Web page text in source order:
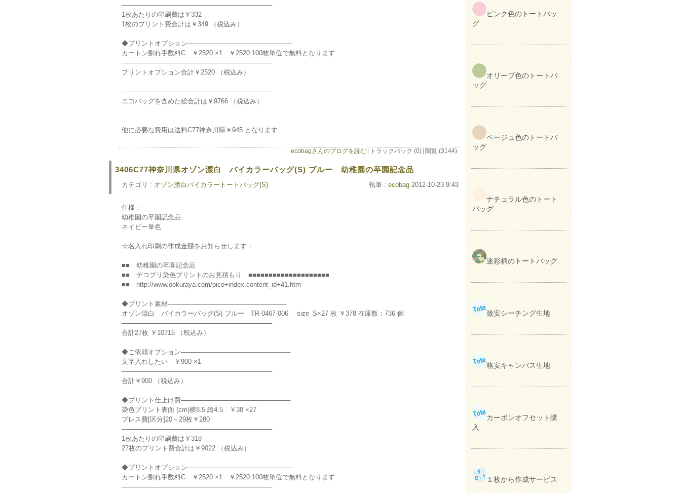
─────────────────────────────────
1枚あたりの印刷費は￥332
1枚のプリント費合計は￥349 （税込み）
◆プリントオプション───────────────────────
カートン割れ手数料C ￥2520 ×1 ￥2520 100枚単位で無料となります
─────────────────────────────────
プリントオプション合計￥2520 （税込み）
─────────────────────────────────
エコバッグを含めた総合計は￥9766 （税込み）
他に必要な費用は送料C77神奈川県￥945 となります
ecobagさんのブログを読む トラックバック (0) 閲覧 (3144)
3406C77神奈川県オゾン漂白 バイカラーバッグ(S) ブルー 幼稚園の卒園記念品
カテゴリ : オゾン漂白バイカラートートバッグ(S) 執筆 : ecobag 2012-10-23 9:43
仕様：
幼稚園の卒園記念品
ネイビー単色
☆名入れ印刷の作成金額をお知らせします：
■■ 幼稚園の卒園記念品
■■ デコプリ染色プリントのお見積もり ■■■■■■■■■■■■■■■■■■■■
■■ http://www.ookuraya.com/pico+index.content_id+41.htm
◆プリント素材──────────────────────────
オゾン漂白 バイカラーバッグ(S) ブルー TR-0467-006 size_S×27 枚 ￥378 在庫数：736 個
─────────────────────────────────
合計27枚 ￥10716 （税込み）
◆ご依頼オプション────────────────────────
文字入れしたい ￥900 ×1
─────────────────────────────────
合計￥900 （税込み）
◆プリント仕上げ費────────────────────────
染色プリント表面 (cm)横8.5 縦4.5 ￥38 ×27
プレス費[区分]20～29枚￥280
─────────────────────────────────
1枚あたりの印刷費は￥318
27枚のプリント費合計は￥9022 （税込み）
◆プリントオプション───────────────────────
カートン割れ手数料C ￥2520 ×1 ￥2520 100枚単位で無料となります
─────────────────────────────────
ピンク色のトートバッ
グ
オリーブ色のトートバ
ッグ
ベージュ色のトートバ
ッグ
ナチュラル色のトート
バッグ
迷彩柄のトートバッグ
激安シーチング生地
格安キャンバス生地
カーボンオフセット購
入
１枚から作成サービス